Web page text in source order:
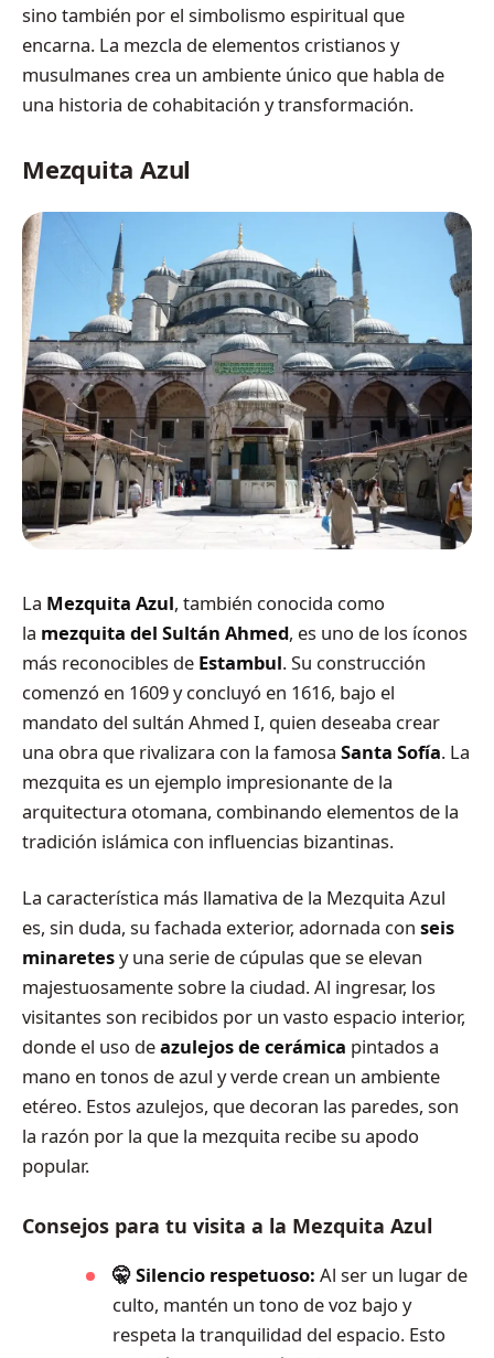
sino también por el simbolismo espiritual que
encarna. La mezcla de elementos cristianos y
musulmanes crea un ambiente único que habla de
una historia de cohabitación y transformación.
Mezquita Azul
La Mezquita Azul, también conocida como
la mezquita del Sultán Ahmed, es uno de los íconos
más reconocibles de Estambul. Su construcción
comenzó en 1609 y concluyó en 1616, bajo el
mandato del sultán Ahmed I, quien deseaba crear
una obra que rivalizara con la famosa Santa Sofía. La
mezquita es un ejemplo impresionante de la
arquitectura otomana, combinando elementos de la
tradición islámica con influencias bizantinas.
La característica más llamativa de la Mezquita Azul
es, sin duda, su fachada exterior, adornada con seis
minaretesy una serie de cúpulas que se elevan
majestuosamente sobre la ciudad. Al ingresar, los
visitantes son recibidos por un vasto espacio interior,
donde el uso deazulejos de cerámica pintados a
mano en tonos de azul y verde crean un ambiente
etéreo. Estos azulejos, que decoran las paredes, son
la razón por la que la mezquita recibe su apodo
popular.
Consejos para tu visita a la Mezquita Azul
🤫 Silencio respetuoso: Al ser un lugar de
culto, mantén un tono de voz bajo y
respeta la tranquilidad del espacio. Esto